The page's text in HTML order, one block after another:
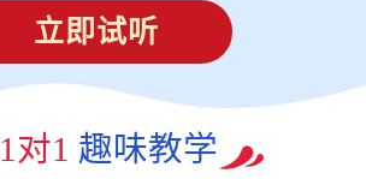
立即试听
1对1 趣味教学